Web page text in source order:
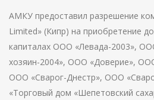
АМКУ предоставил разрешение
Limited» (Кипр) на приобретение
капиталах ООО «Левада-2003»,
хозяин-2004», ООО «Доверие»,
ООО «Сварог-Днестр», ООО
«Торговый дом «Шепетовский